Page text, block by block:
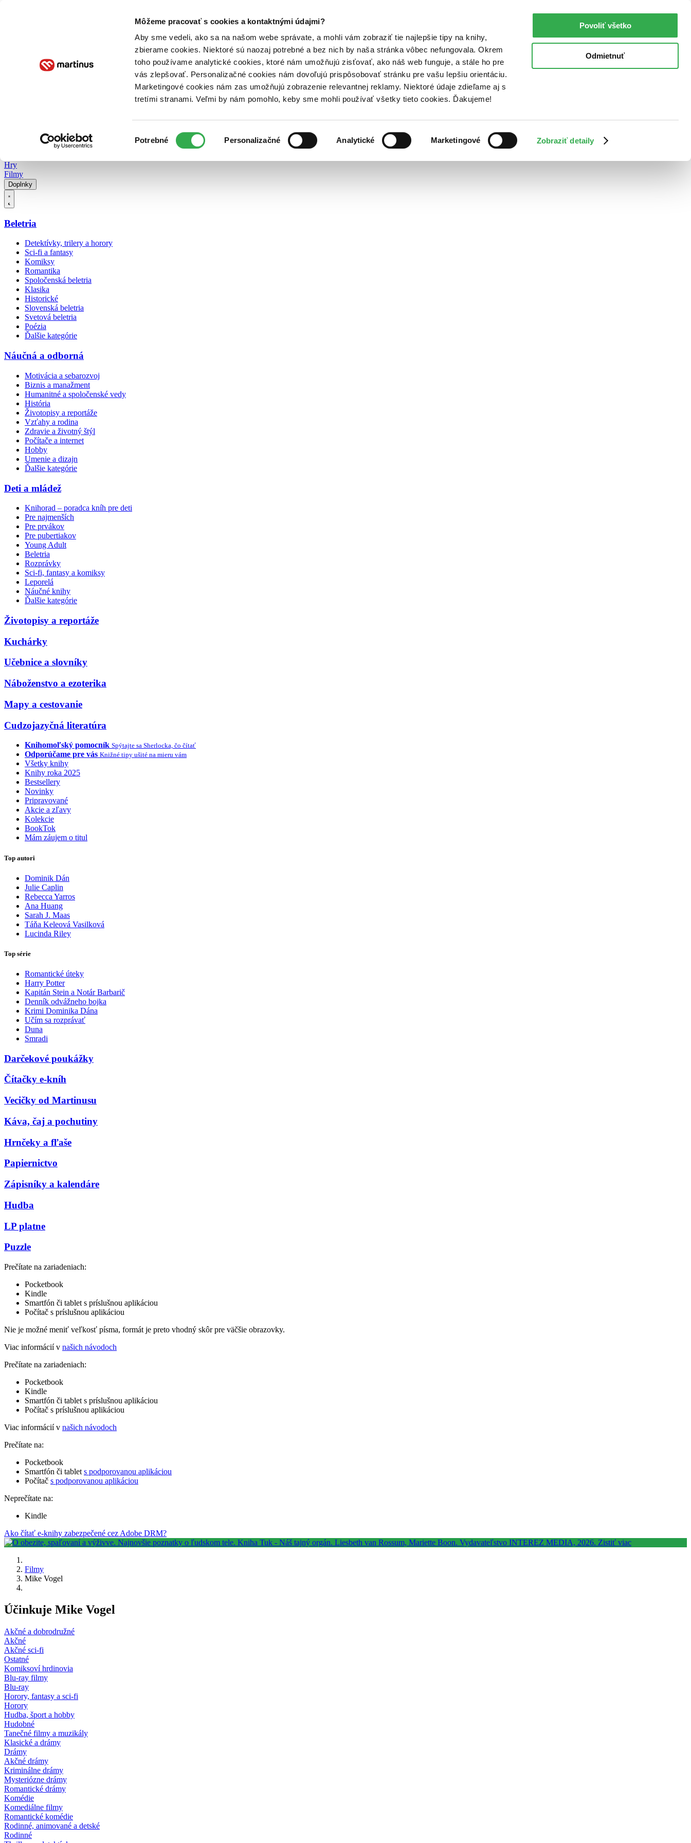
Môžeme pracovať s cookies a kontaktnými údajmi?
Aby sme vedeli, ako sa na našom webe správate, a mohli vám zobraziť tie najlepšie tipy na knihy,
zbierame cookies. Niektoré sú naozaj potrebné a bez nich by naša stránka vôbec nefungovala. Okrem
toho používame analytické cookies, ktoré nám umožňujú zisťovať, ako náš web funguje, a stále ho pre
vás zlepšovať. Personalizačné cookies nám dovoľujú prispôsobovať stránku pre vašu lepšiu orientáciu.
Marketingové cookies nám zas umožňujú zobrazenie relevantnej reklamy. Niektoré údaje zdieľame aj s
tretími stranami. Veľmi by nám pomohlo, keby sme mohli používať všetky tieto cookies. Ďakujeme!
súhlasu
Potrebné Personalizačné Analytické Marketingové Zobraziť detaily
Povoliť všetko
Odmietnuť
Poukážky Kontakt
Hry
Filmy
Doplnky
Beletria
Detektívky, trilery a horory
Sci-fi a fantasy
Komiksy
Romantika
Spoločenská beletria
Klasika
Historické
Slovenská beletria
Svetová beletria
Poézia
Ďalšie kategórie
Náučná a odborná
Motivácia a sebarozvoj
Biznis a manažment
Humanitné a spoločenské vedy
História
Životopisy a reportáže
Vzťahy a rodina
Zdravie a životný štýl
Počítače a internet
Hobby
Umenie a dizajn
Ďalšie kategórie
Deti a mládež
Knihorad – poradca kníh pre deti
Pre najmenších
Pre prvákov
Pre pubertiakov
Young Adult
Beletria
Rozprávky
Sci-fi, fantasy a komiksy
Leporelá
Náučné knihy
Ďalšie kategórie
Životopisy a reportáže
Kuchárky
Učebnice a slovníky
Náboženstvo a ezoterika
Mapy a cestovanie
Cudzojazyčná literatúra
Knihomoľský pomocník Spýtajte sa Sherlocka, čo čítať
Odporúčame pre vás Knižné tipy ušité na mieru vám
Všetky knihy
Knihy roka 2025
Bestsellery
Novinky
Pripravované
Akcie a zľavy
Kolekcie
BookTok
Mám záujem o titul
Top autori
Dominik Dán
Julie Caplin
Rebecca Yarros
Ana Huang
Sarah J. Maas
Táňa Keleová Vasilková
Lucinda Riley
Top série
Romantické úteky
Harry Potter
Kapitán Stein a Notár Barbarič
Denník odvážneho bojka
Krimi Dominika Dána
Učím sa rozprávať
Duna
Smradi
Darčekové poukážky
Čítačky e-kníh
Vecičky od Martinusu
Káva, čaj a pochutiny
Hrnčeky a fľaše
Papiernictvo
Zápisníky a kalendáre
Hudba
LP platne
Puzzle
Prečítate na zariadeniach:
Pocketbook
Kindle
Smartfón či tablet s príslušnou aplikáciou
Počítač s príslušnou aplikáciou
Nie je možné meniť veľkosť písma, formát je preto vhodný skôr pre väčšie obrazovky.
Viac informácií v našich návodoch
Prečítate na zariadeniach:
Pocketbook
Kindle
Smartfón či tablet s príslušnou aplikáciou
Počítač s príslušnou aplikáciou
Viac informácií v našich návodoch
Prečítate na:
Pocketbook
Smartfón či tablet s podporovanou aplikáciou
Počítač s podporovanou aplikáciou
Neprečítate na:
Kindle
Ako čítať e-knihy zabezpečené cez Adobe DRM?
Filmy
Mike Vogel
Účinkuje Mike Vogel
Akčné a dobrodružné
Akčné
Akčné sci-fi
Ostatné
Komiksoví hrdinovia
Blu-ray filmy
Blu-ray
Horory, fantasy a sci-fi
Horory
Hudba, šport a hobby
Hudobné
Tanečné filmy a muzikály
Klasické a drámy
Drámy
Akčné drámy
Kriminálne drámy
Mysteriózne drámy
Romantické drámy
Komédie
Komediálne filmy
Romantické komédie
Rodinné, animované a detské
Rodinné